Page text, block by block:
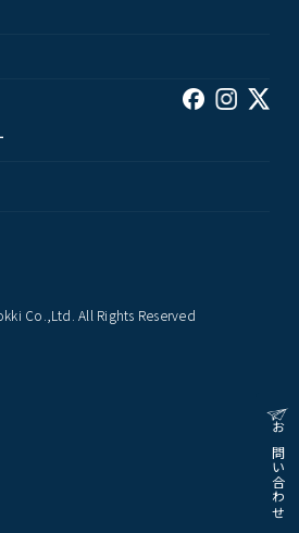
お問い合わせ
Co.,Ltd. All Rights Reserved